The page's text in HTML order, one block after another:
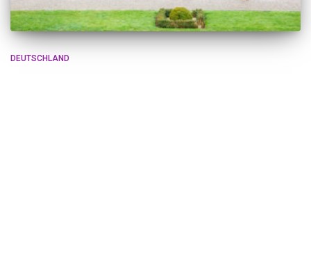
DEUTSCHLAND